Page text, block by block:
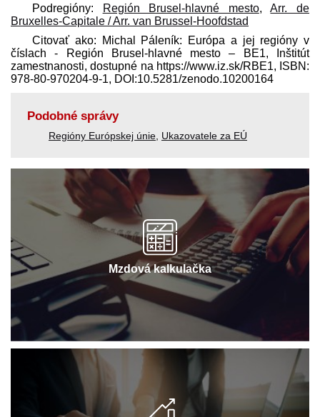
Podregióny:
Región Brusel-hlavné mesto,Arr. de
Bruxelles-Capitale / Arr. van Brussel-Hoofdstad
Citovať ako: Michal Páleník: Európa a jej regióny v
číslach - Región Brusel-hlavné mesto – BE1, Inštitút
zamestnanosti, dostupné na https://www.iz.sk/​RBE1, ISBN:
978-80-970204-9-1, DOI:10.5281/zenodo.10200164
Podobné správy
Regióny Európskej únie Ukazovatele za EÚ
Mzdová kalkulačka